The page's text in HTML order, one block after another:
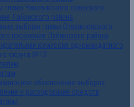
главы Чамлыкского сельского
Лабинского района
выборы главы Отважненского
поселения Лабинского района
комиссия одномандатного
округа №12
обеспечение выборов
и расходование средств